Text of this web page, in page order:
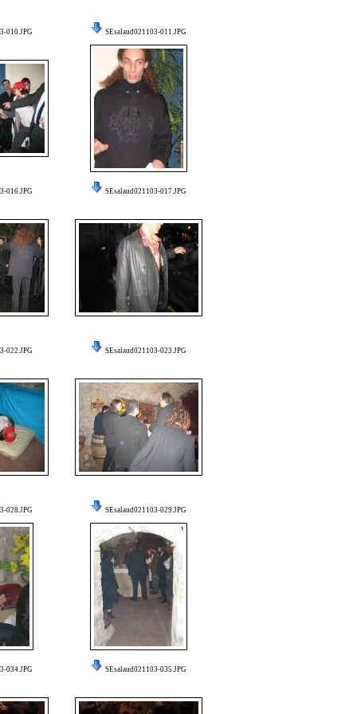
010.JPG SEsalaud021103-011.JPG
016.JPG SEsalaud021103-017.JPG
022.JPG SEsalaud021103-023.JPG
028.JPG SEsalaud021103-029.JPG
034.JPG SEsalaud021103-035.JPG